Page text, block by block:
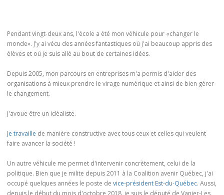
Pendant vingt-deux ans, l'école a été mon véhicule pour «changer le
monde». J'y ai vécu des années fantastiques où j'ai beaucoup appris des
élèves et où je suis allé au bout de certaines idées.
Depuis 2005, mon parcours en entreprises m'a permis d'aider des
organisations à mieux prendre le virage numérique et ainsi de bien gérer
le changement.
J'avoue être un idéaliste.
Je travaille de manière constructive avec tous ceux et celles qui veulent
faire avancer la société !
Un autre véhicule me permet d'intervenir concrètement, celui de la
politique. Bien que je milite depuis 2011 à la Coalition avenir Québec, j'ai
occupé quelques années le poste de vice-président Est-du-Québec. Aussi,
depuis le début du mois d'octobre 2018, je suis le député de Vanier-Les